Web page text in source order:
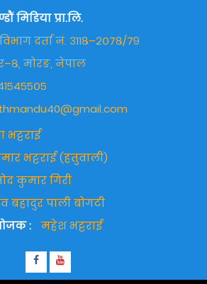
मिडिया प्रा.लि.
दर्ता नं. ३११८–२०७८/७९
मोरङ, नेपाल
भट्टराई (हतुवाली)
कुमार गिरी
बहादुर पाली बोगटी
:
महेश भट्टराई
Facebook
Youtube